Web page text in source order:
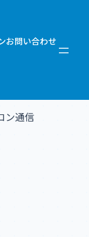
お問い合わせ
ン通信